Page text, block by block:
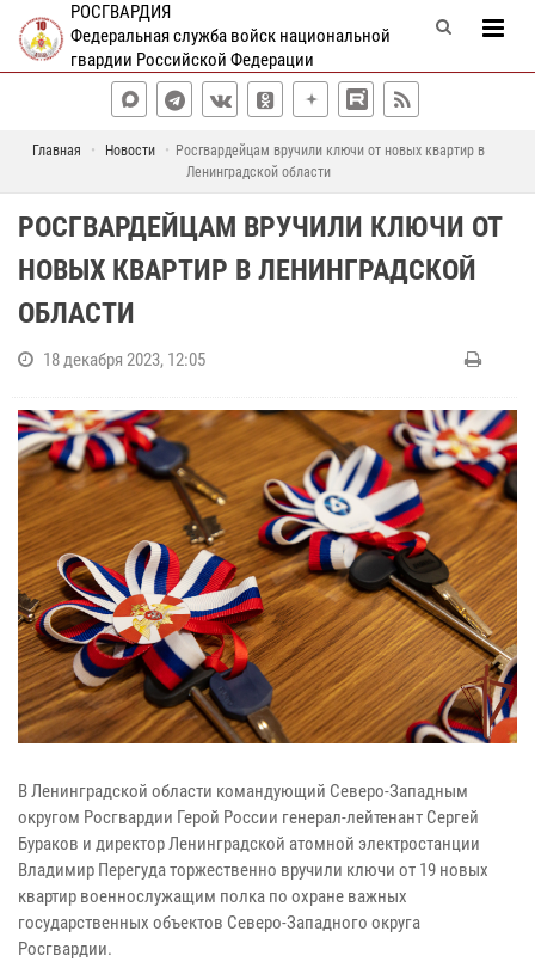
РОСГВАРДИЯ
Федеральная служба войск национальной
гвардии Российской Федерации
Главная Новости
Росгвардейцам вручили ключи от новых квартир в
Ленинградской области
РОСГВАРДЕЙЦАМ ВРУЧИЛИ КЛЮЧИ ОТ
НОВЫХ КВАРТИР В ЛЕНИНГРАДСКОЙ
ОБЛАСТИ
18 декабря 2023, 12:05
В Ленинградской области командующий Северо-Западным
округом Росгвардии Герой России генерал-лейтенант Сергей
Бураков и директор Ленинградской атомной электростанции
Владимир Перегуда торжественно вручили ключи от 19 новых
квартир военнослужащим полка по охране важных
государственных объектов Северо-Западного округа
Росгвардии.